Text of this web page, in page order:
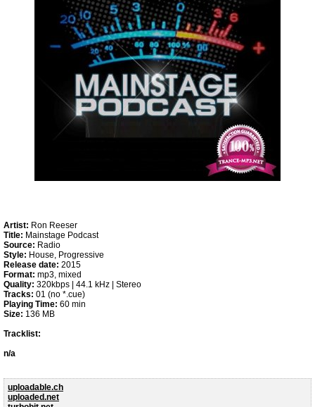
Artist: Ron Reeser
Title: Mainstage Podcast
Source: Radio
Style: House, Progressive
Release date: 2015
Format: mp3, mixed
Quality: 320kbps | 44.1 kHz | Stereo
Tracks: 01 (no *.cue)
Playing Time: 60 min
Size: 136 MB
Tracklist:
n/a
uploadable.ch
uploaded.net